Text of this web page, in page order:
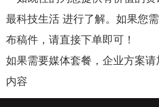
最科技生活 进行了解。如果您
布稿件，请直接下单即可！
如果需要媒体套餐，企业方案
内容